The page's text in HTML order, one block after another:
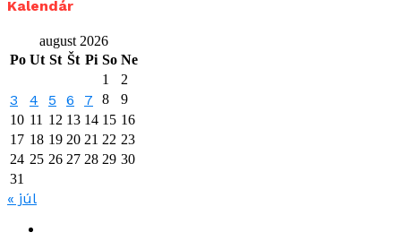
Kalendár
august 2026
Po Ut St Št Pi So Ne
1
2
3 4 5 6 7 8
9
10 11 12 13 14 15 16
17 18 19 20 21 22 23
24 25 26 27 28 29 30
31
« júl